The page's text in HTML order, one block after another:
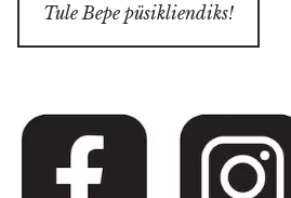
Tule Bepe püsikliendiks!